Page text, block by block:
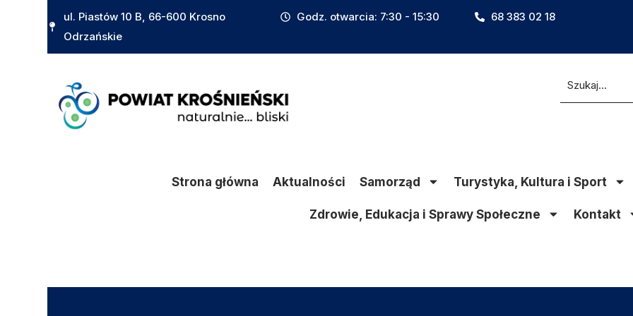
treściul. Piastów 10 B, 66-600 Krosno
Odrzańskie
Godz. otwarcia: 7:30 - 15:30 68 383 02 18
Strona główna Aktualności Samorząd Turystyka, Kultura i Sport
Zdrowie, Edukacja i Sprawy Społeczne Kontakt